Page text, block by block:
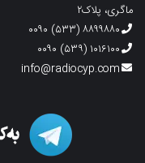
ماگری، پلاک۲
۸۸۹۹۸۸۰ (۵۳۳) ۰۰۹۰
۱۰۱۶۱۰۰ (۵۳۹) ۰۰۹۰
info@radiocyp.com